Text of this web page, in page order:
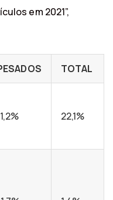
em 2021”,
TOTAL
22,1%